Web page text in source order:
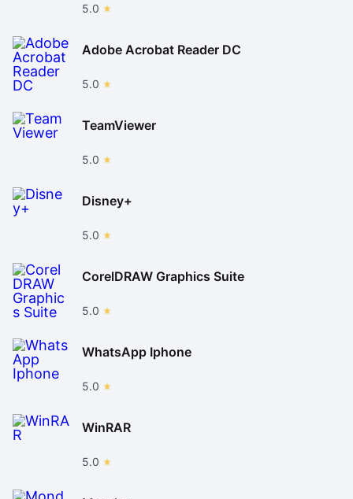
5.0
Adobe Acrobat Reader DC
5.0
TeamViewer
5.0
Disney+
5.0
CorelDRAW Graphics Suite
5.0
WhatsApp Iphone
5.0
WinRAR
5.0